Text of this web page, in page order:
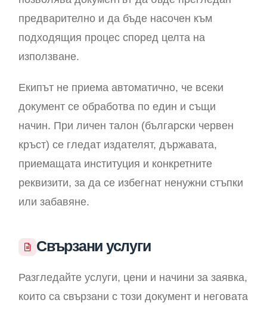
предварително и да бъде насочен към
подходящия процес според целта на
използване.
Екипът не приема автоматично, че всеки
документ се обработва по един и същи
начин. При личен талон (български червен
кръст) се гледат издателят, държавата,
приемащата институция и конкретните
реквизити, за да се избегнат ненужни стъпки
или забавяне.
Свързани услуги
Разгледайте услуги, цени и начини за заявка,
които са свързани с този документ и неговата